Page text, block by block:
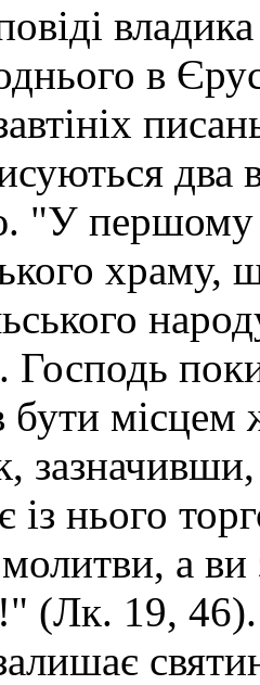
в
два
"У першому
храму,
Господь
бути
із нього
а
(Лк. 19,